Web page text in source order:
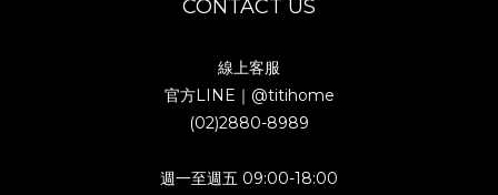
CONTACT US
線上客服
官方LINE｜ @titihome
(02)2880-8989
週一至週五 09:00-18:00